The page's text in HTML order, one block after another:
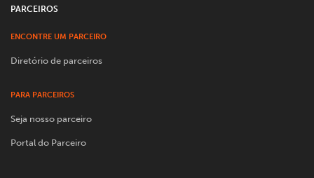
PARCEIROS
ENCONTRE UM PARCEIRO
Diretório de parceiros
PARA PARCEIROS
Seja nosso parceiro
Portal do Parceiro